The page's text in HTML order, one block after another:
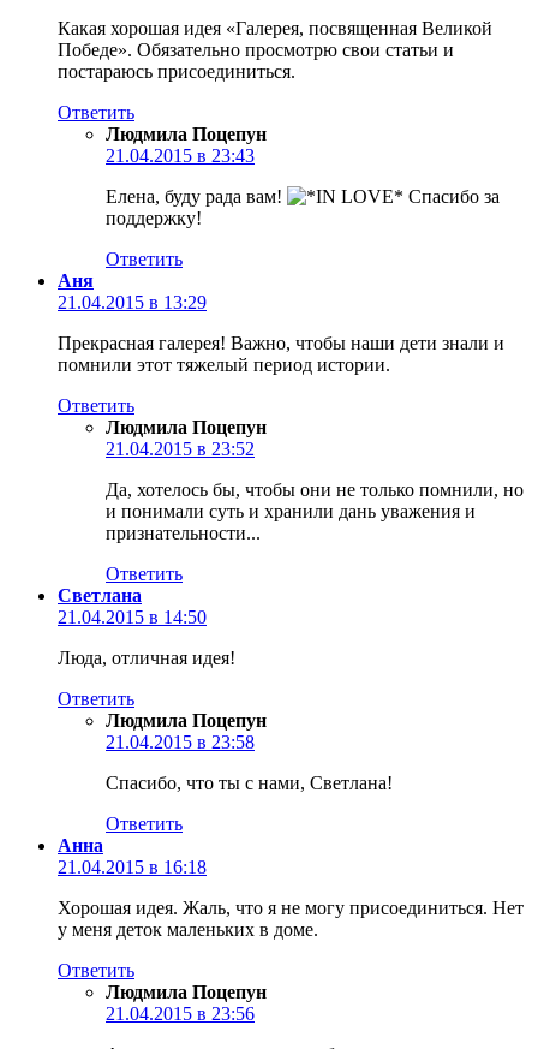
Какая хорошая идея «Галерея, посвященная Великой
Победе». Обязательно просмотрю свои статьи и
постараюсь присоединиться.
Ответить
Людмила Поцепун
21.04.2015 в 23:43
Елена, буду рада вам!
Спасибо за
поддержку!
Ответить
Аня
21.04.2015 в 13:29
Прекрасная галерея! Важно, чтобы наши дети знали и
помнили этот тяжелый период истории.
Ответить
Людмила Поцепун
21.04.2015 в 23:52
Да, хотелось бы, чтобы они не только помнили, но
и понимали суть и хранили дань уважения и
признательности...
Ответить
Светлана
21.04.2015 в 14:50
Люда, отличная идея!
Ответить
Людмила Поцепун
21.04.2015 в 23:58
Спасибо, что ты с нами, Светлана!
Ответить
Анна
21.04.2015 в 16:18
Хорошая идея. Жаль, что я не могу присоединиться. Нет
у меня деток маленьких в доме.
Ответить
Людмила Поцепун
21.04.2015 в 23:56